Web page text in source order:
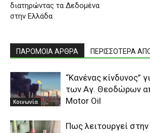
διατηρώντας τα Δεδομένα
στην Ελλάδα
ΠΑΡΟΜΟΙΑ ΑΡΘΡΑ ΠΕΡΙΣΣΟΤΕΡΑ
Κοινωνία
“Kανένας κίνδυνος”
των Αγ. Θεοδώρων
Motor Oil
Πως λειτουργεί